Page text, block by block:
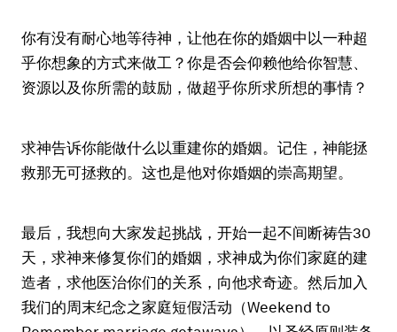
你有没有耐心地等待神，让他在你的婚姻中以一种超
乎你想象的方式来做工？你是否会仰赖他给你智慧、
资源以及你所需的鼓励，做超乎你所求所想的事情？
求神告诉你能做什么以重建你的婚姻。记住，神能拯
救那无可拯救的。这也是他对你婚姻的崇高期望。
最后，我想向大家发起挑战，开始一起不间断祷告30
天，求神来修复你们的婚姻，求神成为你们家庭的建
造者，求他医治你们的关系，向他求奇迹。然后加入
我们的周末纪念之家庭短假活动（Weekend to